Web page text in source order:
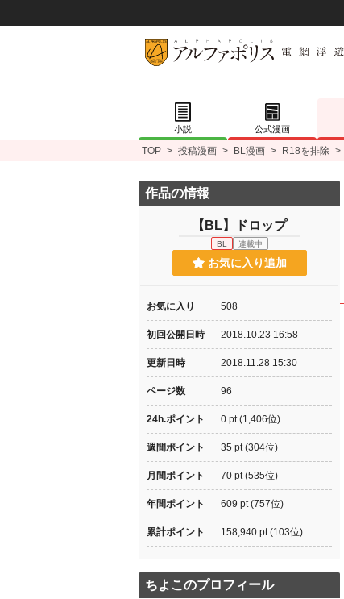
小説 公式漫画
TOP > 投稿漫画 > BL漫画 > R18を排除 >
作品の情報
【BL】ドロップ
BL 連載中
お気に入り追加
お気に入り 508
初回公開日時 2018.10.23 16:58
更新日時 2018.11.28 15:30
ページ数 96
24h.ポイント 0 pt (1,406位)
週間ポイント 35 pt (304位)
月間ポイント 70 pt (535位)
年間ポイント 609 pt (757位)
累計ポイント 158,940 pt (103位)
ちよこのプロフィール